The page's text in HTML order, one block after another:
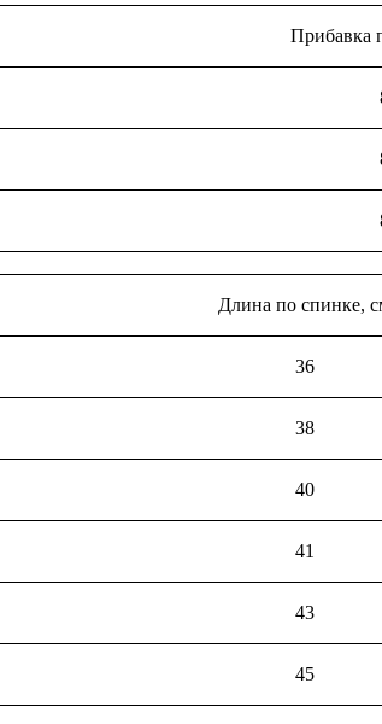
Прибавка
Длина по спинке,
36
38
40
41
43
45